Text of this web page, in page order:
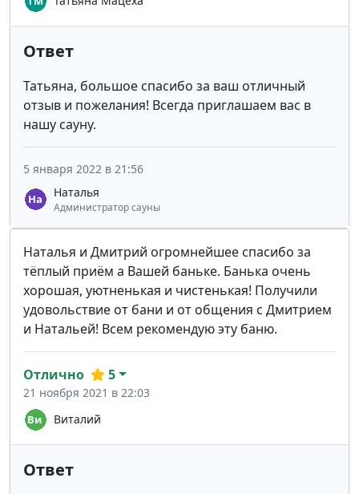
Ответ
Татьяна, большое спасибо за ваш отличный
отзыв и пожелания! Всегда приглашаем вас в
нашу сауну.
Наталья
Администратор сауны
5 января 2022 в 21:56
Наталья и Дмитрий огромнейшее спасибо за
тёплый приём а Вашей баньке. Банька очень
хорошая, уютненькая и чистенькая! Получили
удовольствие от бани и от общения с Дмитрием
и Натальей! Всем рекомендую эту баню.
Виталий
Отлично 5
21 ноября 2021 в 22:03
Ответ